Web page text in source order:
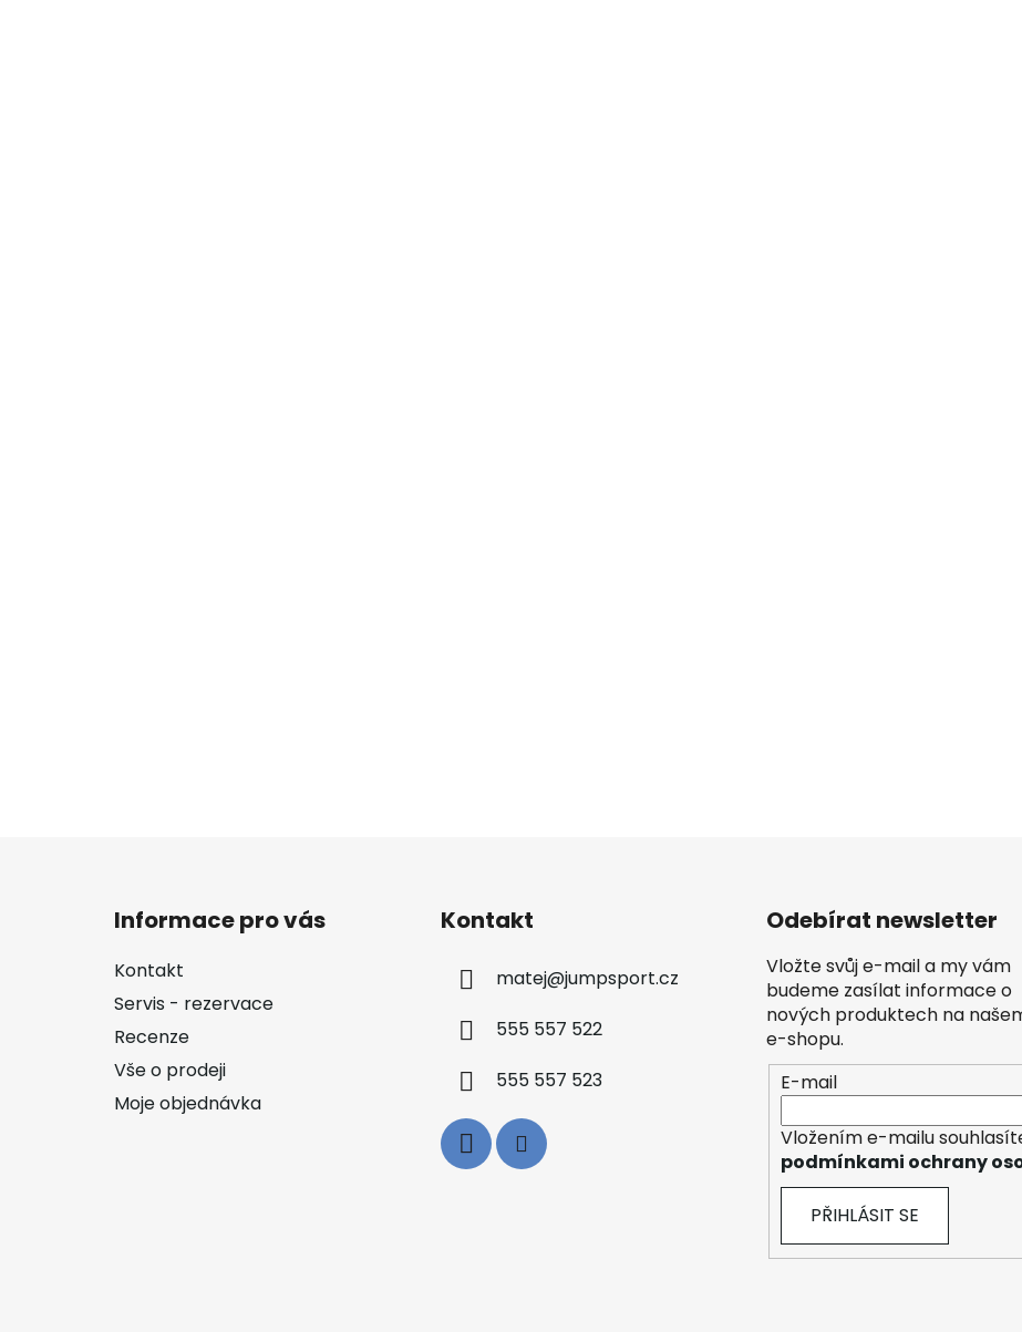
Informace pro vás
Kontakt
Servis - rezervace
Recenze
Vše o prodeji
Moje objednávka
Kontakt
matej@jumpsport.cz
555 557 522
555 557 523
Odebírat newsletter
Vložte svůj e-mail a my vám
budeme zasílat informace o
nových produktech na
e-shopu.
E-mail
Vložením e-mailu
podmínkami ochrany
PŘIHLÁSIT SE